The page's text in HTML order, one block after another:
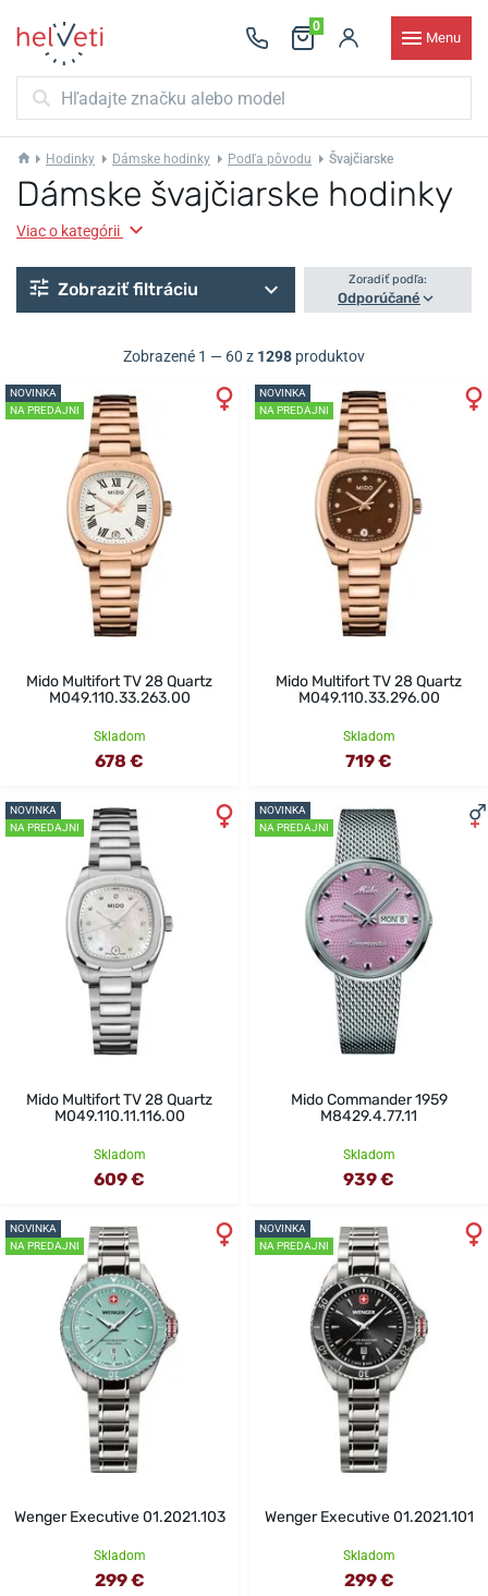
0
Menu
Hodinky Dámske hodinky Podľa pôvodu Švajčiarske
Dámske švajčiarske hodinky
Viac o kategórii
Zobraziť filtráciu Zoradiť podľa:
Odporúčané
Zobrazené 1 — 60 z 1298 produktov
NOVINKA
NA PREDAJNI
Mido Multifort TV 28 Quartz
M049.110.33.263.00
Skladom
678 €
NOVINKA
NA PREDAJNI
Mido Multifort TV 28 Quartz
M049.110.33.296.00
Skladom
719 €
NOVINKA
NA PREDAJNI
Mido Multifort TV 28 Quartz
M049.110.11.116.00
Skladom
609 €
NOVINKA
NA PREDAJNI
Mido Commander 1959
M8429.4.77.11
Skladom
939 €
NOVINKA
NA PREDAJNI
Wenger Executive 01.2021.103
Skladom
299 €
NOVINKA
NA PREDAJNI
Wenger Executive 01.2021.101
Skladom
299 €